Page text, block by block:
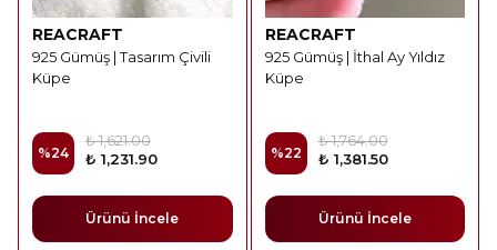
REACRAFT
925 Gümüş | Tasarım Çivili
Küpe
%24
₺ 1,621.00
₺ 1,231.90
Ürünü İncele
REACRAFT
925 Gümüş | İthal Ay Yıldız
Küpe
%22
₺ 1,764.00
₺ 1,381.50
Ürünü İncele